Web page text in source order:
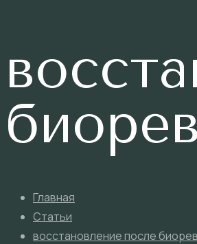
Главная
Статьи
восстановление после